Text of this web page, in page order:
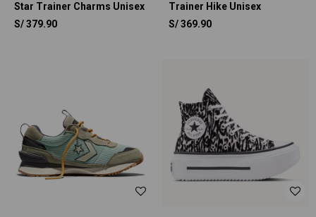
Star Trainer Charms Unisex
S/379.90
Trainer Hike Unisex
S/369.90